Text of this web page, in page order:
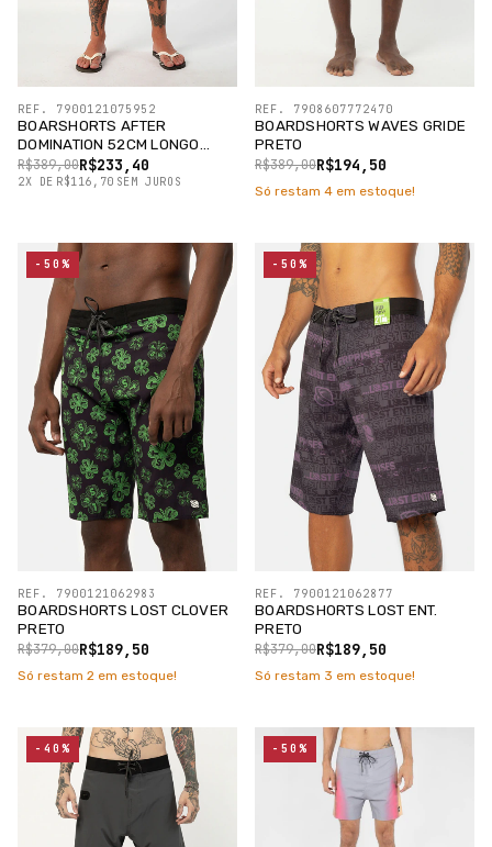
BOARSHORTS AFTER
DOMINATION 52CM LONGO
PRETO
R$233,40
R$389,00
2X DE R$116,70 SEM JUROS
REF. 7900121075952
BOARDSHORTS WAVES GRIDE
PRETO
R$194,50
R$389,00
REF. 7908607772470
Só restam 4 em estoque!
BOARDSHORTS LOST CLOVER
PRETO
R$189,50
R$379,00
REF. 7900121062983
-50%
Só restam 2 em estoque!
BOARDSHORTS LOST ENT.
PRETO
R$189,50
R$379,00
REF. 7900121062877
-50%
Só restam 3 em estoque!
-40% -50%